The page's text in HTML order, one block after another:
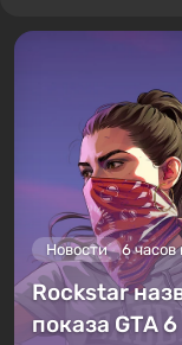
Новости 6 часов
Rockstar
показа GTA 6